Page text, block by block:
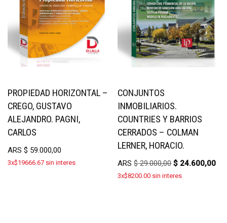
PROPIEDAD HORIZONTAL –
CREGO, GUSTAVO
ALEJANDRO. PAGNI,
CARLOS
ARS $ 59.000,00
3x$19666.67 sin interes
CONJUNTOS
INMOBILIARIOS.
COUNTRIES Y BARRIOS
CERRADOS – COLMAN
LERNER, HORACIO.
ARS$29.000,00 $ 24.600,00
3x$8200.00 sin interes